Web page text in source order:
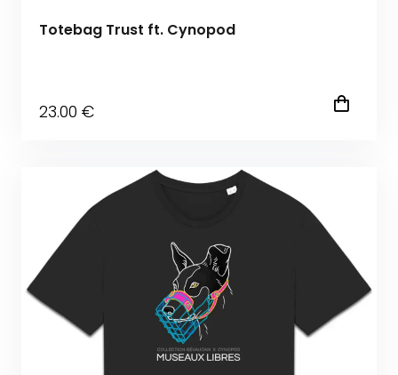
Totebag Trust ft. Cynopod
23.00 €